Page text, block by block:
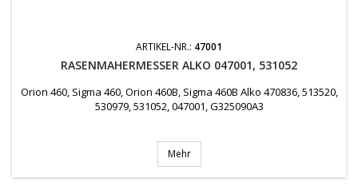
ARTIKEL-NR.: 47001
RASENMAHERMESSER ALKO 047001, 531052
Orion 460, Sigma 460, Orion 460B, Sigma 460B Alko 470836, 513520,
530979, 531052, 047001, G325090A3
Mehr